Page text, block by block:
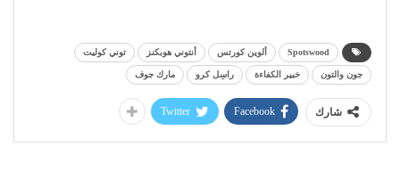
Spotswood ألوين كورتس أنتوني هوبكنز توني كوليت
جون والتون خبير الكفاءة راسِل كرو مارك جوف
شارك Facebook
Twitter